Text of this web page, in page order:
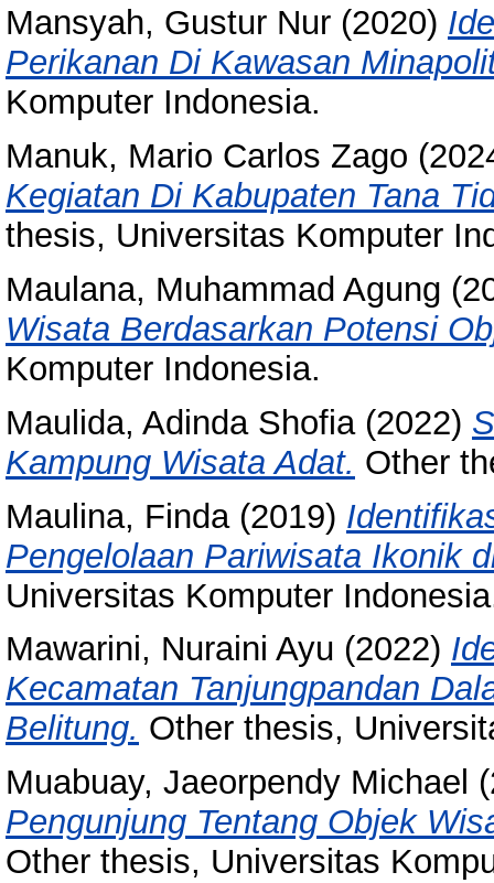
Mansyah, Gustur Nur (2020)
Perikanan Di Kawasan
Komputer Indonesia.
Manuk, Mario Carlos Zago
Kegiatan Di Kabupaten Tana
thesis, Universitas Komputer
Maulana, Muhammad Agung
Wisata Berdasarkan Potensi
Komputer Indonesia.
Maulida, Adinda Shofia(2022)
Kampung Wisata Adat. Other
Maulina, Finda(2019)
Pengelolaan Pariwisata Ikonik
Universitas Komputer
Mawarini, Nuraini Ayu (2022)
Kecamatan Tanjungpandan
Belitung. Other thesis,
Muabuay, Jaeorpendy Michael
Pengunjung Tentang Objek
Other thesis, Universitas